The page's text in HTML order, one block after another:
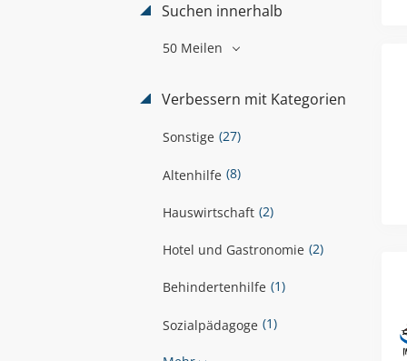
Suchen innerhalb
50 Meilen
Verbessern mit Kategorien
Sonstige (27)
Altenhilfe (8)
Hauswirtschaft (2)
Hotel und Gastronomie (2)
Behindertenhilfe (1)
Sozialpädagoge (1)